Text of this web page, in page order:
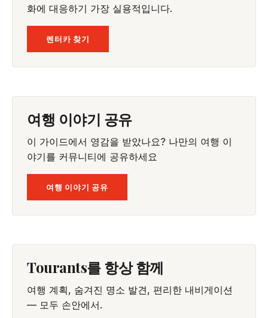
화에 대응하기 가장 실용적입니다.
렌터카 찾기
여행 이야기 공유
이 가이드에서 영감을 받았나요? 나만의 여행 이
야기를 커뮤니티에 공유하세요
여행 이야기 공유
Tourants를 항상 함께
여행 계획, 숨겨진 명소 발견, 편리한 내비게이션
— 모두 손안에서.